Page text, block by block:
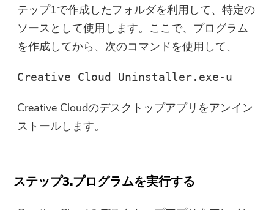
テップ1で作成したフォルダを利用して、特定の
ソースとして使用します。ここで、プログラム
を作成してから、次のコマンドを使用して、
Creative Cloud Uninstaller.exe-u
Creative Cloudのデスクトップアプリをアンイン
ストールします。
ステップ3.プログラムを実行する